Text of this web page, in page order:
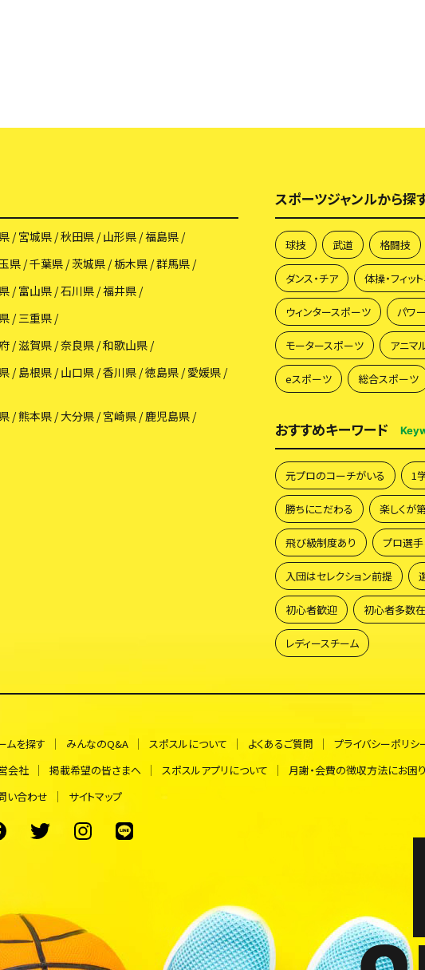
なので、太もも丸出しで軽くて脚が動きやすいので卓球ユニフォームに着替えれば優勝狙
卓球部の卓球短パンは丈がかなり短めで、股下9cmの卓球短パンなので脚に引っかかる
が動きやすいので マジで優勝できるかもしれません！！
学校名の入った大会用のゼッケンも付けて気合を入れます！！
着替えて気合入れて参加したのに また最下位だった場合、余計に笑い者にされてしまいま
れる卓球ユニフォーム(卓球シャツ・卓球短パン)の着方、走り方などアドバイスがほしい
宮城県 秋田県 山形県 福島県
県 千葉県 茨城県 栃木県 群馬県
富山県 石川県 福井県
三重県
滋賀県 奈良県 和歌山県
島根県 山口県 香川県 徳島県 愛媛県
熊本県 大分県 宮崎県 鹿児島県
スポーツジャンルから探
球技 武道 格闘技
ダンス・チア 体操・フィッ
ウィンタースポーツ パワ
モータースポーツ アニマ
eスポーツ 総合スポーツ
おすすめキーワード
元プロのコーチがいる 1
勝ちにこだわる 楽しくが
飛び級制度あり プロ選
入団はセレクション前提
初心者歓迎 初心者多数
レディースチーム
ムを探す みんなのQ&A スポスルについて よくあるご質問 プライバシーポリシ
会社
掲載希望の皆さまへ スポスルアプリについて 月謝・会費の徴収方法にお困
い合わせ
サイトマップ